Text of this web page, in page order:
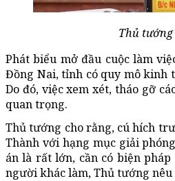
Thủ tướng
Phát biểu mở đầu cuộc làm
Đồng Nai, tỉnh có quy mô kinh
Do đó, việc xem xét, tháo gỡ
quan trọng.
Thủ tướng cho rằng, cú hích
Thành với hạng mục giải
án là rất lớn, cần có biện
người khác làm, Thủ tướng